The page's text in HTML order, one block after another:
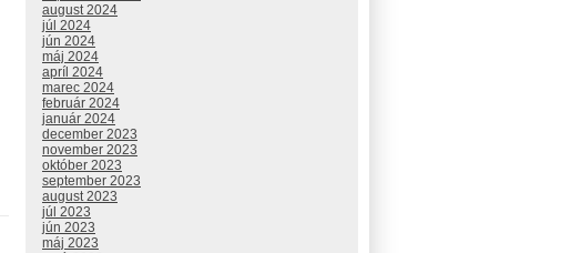
august 2024
júl 2024
jún 2024
máj 2024
apríl 2024
marec 2024
február 2024
január 2024
december 2023
november 2023
október 2023
september 2023
august 2023
júl 2023
jún 2023
máj 2023